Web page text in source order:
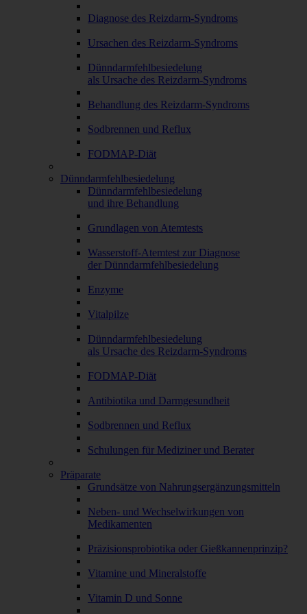
Diagnose des Reizdarm-Syndroms
Ursachen des Reizdarm-Syndroms
Dünndarmfehlbesiedelung
als Ursache des Reizdarm-Syndroms
Behandlung des Reizdarm-Syndroms
Sodbrennen und Reflux
FODMAP-Diät
Dünndarmfehlbesiedelung
Dünndarmfehlbesiedelung
und ihre Behandlung
Grundlagen von Atemtests
Wasserstoff-Atemtest zur Diagnose
der Dünndarmfehlbesiedelung
Enzyme
Vitalpilze
Dünndarmfehlbesiedelung
als Ursache des Reizdarm-Syndroms
FODMAP-Diät
Antibiotika und Darmgesundheit
Sodbrennen und Reflux
Schulungen für Mediziner und Berater
Präparate
Grundsätze von Nahrungsergänzungsmitteln
Neben- und Wechselwirkungen von
Medikamenten
Präzisionsprobiotika oder Gießkannenprinzip?
Vitamine und Mineralstoffe
Vitamin D und Sonne